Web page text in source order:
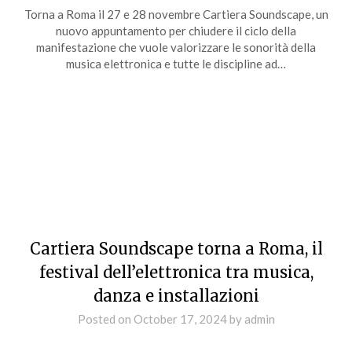
Torna a Roma il 27 e 28 novembre Cartiera Soundscape, un
nuovo appuntamento per chiudere il ciclo della
manifestazione che vuole valorizzare le sonorità della
musica elettronica e tutte le discipline ad…
Cartiera Soundscape torna a Roma, il
festival dell’elettronica tra musica,
danza e installazioni
Posted on October 17, 2024by admin